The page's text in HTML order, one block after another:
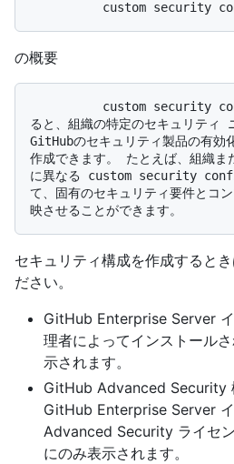
の概要
ると、組織の特定のセキュリティ
GitHubのセキュリティ製品の有効
作成できます。 たとえば、組織ま
に異なる custom security
て、固有のセキュリティ要件とコ
セキュリティ構成を作成すると
ださい。
GitHub Enterprise Server
理者によってインストール
示されます。
GitHub Advanced Security
GitHub Enterprise Server
Advanced Security ライセ
にのみ表示されます。